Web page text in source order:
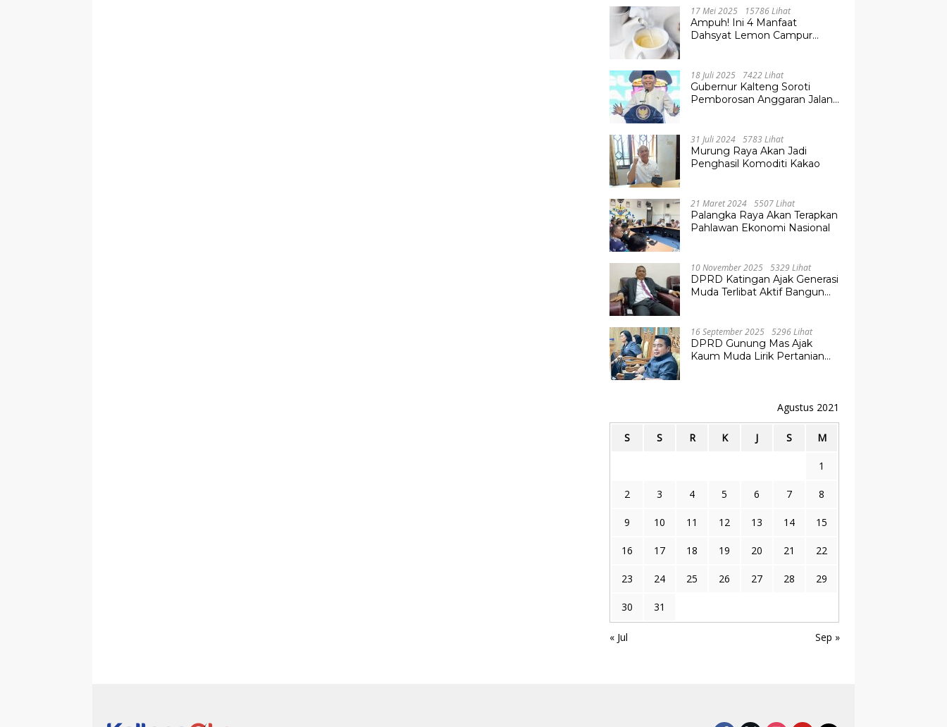
17 Mei 2025 15786 Lihat
Ampuh! Ini 4 Manfaat
Dahsyat Lemon Campur
18 Juli 2025 7422 Lihat
Gubernur Kalteng Soroti
Pemborosan Anggaran Jalan
31 Juli 2024 5783 Lihat
Murung Raya Akan Jadi
Penghasil Komoditi Kakao
21 Maret 2024 5507 Lihat
Palangka Raya Akan Terapkan
Pahlawan Ekonomi Nasional
10 November 2025 5329 Lihat
DPRD Katingan Ajak Generasi
Muda Terlibat Aktif Bangun
16 September 2025 5296 Lihat
DPRD Gunung Mas Ajak
Kaum Muda Lirik Pertanian
Agustus 2021
S S R K J S M
1
2 3 4 5 6 7 8
9 10 11 12 13 14 15
16 17 18 19 20 21 22
23 24 25 26 27 28 29
30 31
« Jul Sep »